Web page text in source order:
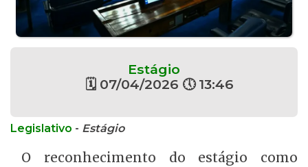
Estágio
🗓 07/04/2026 🕔 13:46
Legislativo - Estágio
O reconhecimento do estágio como